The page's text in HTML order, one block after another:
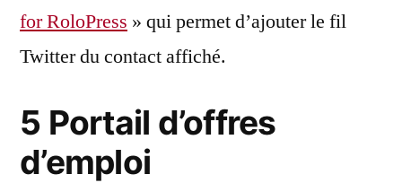
for RoloPress » qui permet d’ajouter le fil
Twitter du contact affiché.
5 Portail d’offres
d’emploi